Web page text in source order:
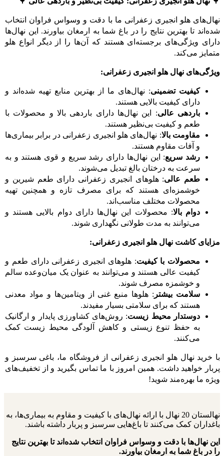
نهال‌های هلو انجیری زعفرانی ما با دقت و وسواس فراوان انتخاب
شده‌اند تا بهترین نتایج را در باغ شما به ارمغان بیاورند. این نهال‌ها
دارای ویژگی‌های برجسته‌ای هستند که آن‌ها را از دیگر انواع هلو
متمایز می‌کند.
ویژگی‌های نهال هلو انجیری زعفرانی:
کیفیت تضمینی: نهال‌های ما از بهترین منابع تهیه شده‌اند و
دارای کیفیت بالایی هستند.
باردهی عالی: این نهال‌ها دارای باردهی بالا و محصولات با
طعم و کیفیت بی‌نظیر هستند.
مقاومت بالا: نهال‌های هلو انجیری زعفرانی در برابر بیماری‌ها
و آفات مقاوم هستند.
رشد سریع: این نهال‌ها دارای رشد سریع و قوی هستند و به
سرعت به درختان بالغ تبدیل می‌شوند.
طعم عالی: هلوهای انجیری زعفرانی دارای طعم شیرین و
خوشمزه‌ای هستند که برای مصرف تازه و همچنین تهیه
محصولات مختلف مناسب‌اند.
دوام بالا: محصولات این نهال‌ها دارای دوام بالایی هستند و
می‌توانند به مدت طولانی نگهداری شوند.
مزایای کاشت نهال هلو انجیری زعفرانی:
محصولات با کیفیت: هلوهای انجیری زعفرانی دارای طعم و
کیفیت عالی هستند و می‌توانند به عنوان یک میان‌وعده سالم
و خوشمزه مصرف شوند.
سلامت بیشتر : هلوها منبع غنی از ویتامین‌ها و مواد معدنی
هستند که برای سلامتی بسیار مفیدند.
دوستدار محیط زیست: روش‌های کشاورزی پایدار و ارگانیک
به حفظ تنوع زیستی و کاهش آلودگی محیط زیست کمک
می‌کنند.
با خرید نهال هلو انجیری زعفرانی از فروشگاه ما، باغی سرسبز و
پربار خواهید داشت. همین امروز با ما تماس بگیرید و از تخفیف‌های
ویژه ما بهره‌مند شوید!
نهالستان 20 نهال با ارائه نهال‌های با کیفیت و مقاوم به بیماری‌ها، به
باغداران کمک می‌کنند تا باغ‌هایی سرسبز و پربار داشته باشند.
این نهال‌ها با دقت و وسواس فراوان انتخاب شده‌اند تا بهترین نتایج
را در باغ شما به ارمغان بیاورند.